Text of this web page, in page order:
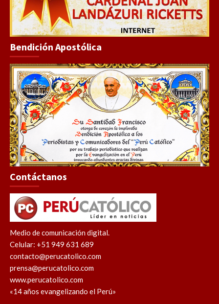
Bendición Apostólica
Contáctanos
Medio de comunicación digital.
Celular: +51 949 631 689
contacto@perucatolico.com
prensa@perucatolico.com
www.perucatolico.com
«14 años evangelizando el Perú»